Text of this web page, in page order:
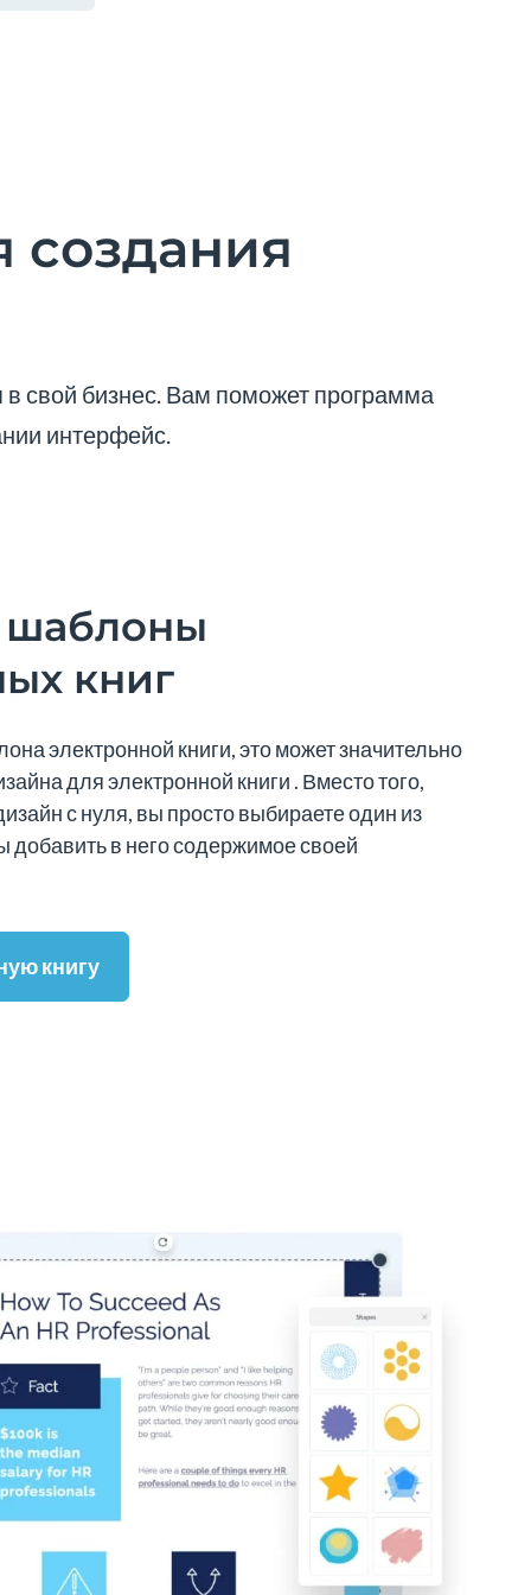
свой бизнес. Вам поможет программа
интерфейс.
книг
электронной книги, это может значительно
для электронной книги . Вместо того,
с нуля, вы просто выбираете один из
в него содержимое своей
книгу